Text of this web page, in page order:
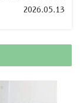
2026.05.13